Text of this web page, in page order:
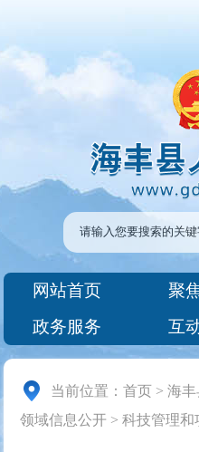
网站首页 聚
政务服务
互
当前位置：首页 >海
领域信息公开 >科技管理和